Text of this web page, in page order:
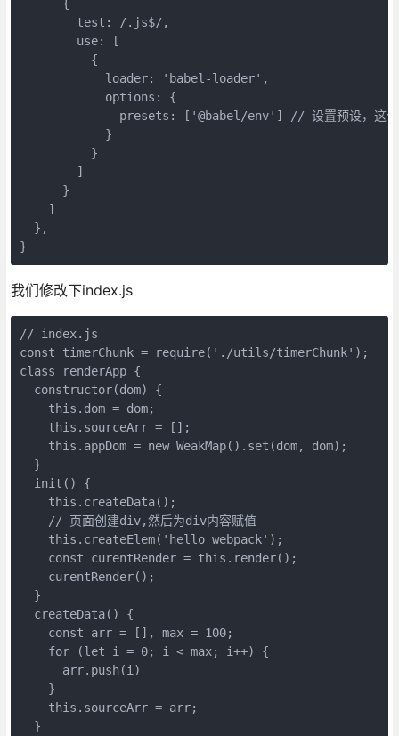
{
test: /.js$/,
use: [
{
loader: 'babel-loader',
options: {
presets: ['@babel/env'] // 设置预设，这个会
}
}
]
}
]
},
我们修改下index.js
// index.js
const timerChunk = require('./utils/timerChunk');
class renderApp {
constructor(dom) {
this.dom = dom;
this.sourceArr = [];
this.appDom = new WeakMap().set(dom, dom);
}
init() {
this.createData();
// 页面创建div,然后为div内容赋值
this.createElem('hello webpack');
const curentRender = this.render();
curentRender();
}
createData() {
const arr = [], max = 100;
for (let i = 0; i < max; i++) {
arr.push(i)
}
this.sourceArr = arr;
}